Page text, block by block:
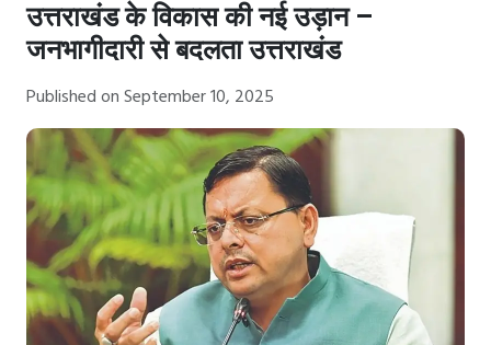
उत्तराखंड के विकास की नई उड़ान –
जनभागीदारी से बदलता उत्तराखंड
Published on September 10, 2025